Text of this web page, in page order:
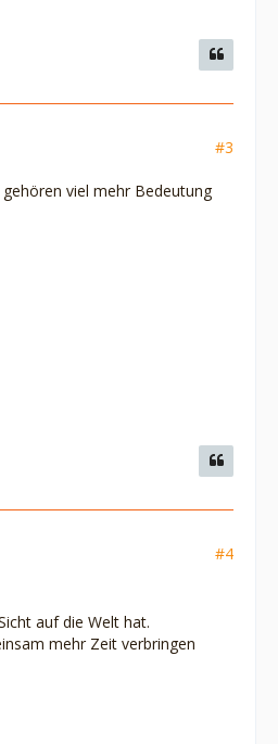
#3
viel mehr Bedeutung
#4
auf die Welt hat.
mehr Zeit verbringen